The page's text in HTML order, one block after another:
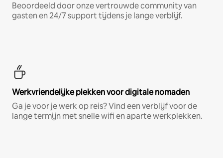
Beoordeeld door onze vertrouwde community van
gasten en 24/7 support tijdens je lange verblijf.
Werkvriendelijke plekken voor digitale nomaden
Ga je voor je werk op reis? Vind een verblijf voor de
lange termijn met snelle wifi en aparte werkplekken.